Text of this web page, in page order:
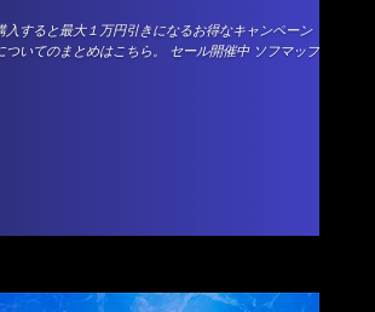
入すると最大１万円引きになるお得なキャンペーン
いてのまとめはこちら。 セール開催中 ソフマップ